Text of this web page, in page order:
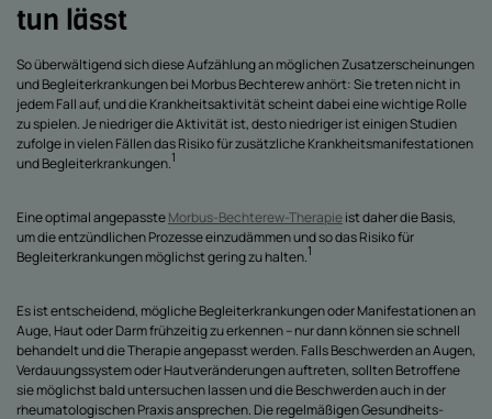
tun lässt
So überwältigend sich diese Aufzählung an möglichen Zusatzerscheinungen
und Begleiterkrankungen bei Morbus Bechterew anhört: Sie treten nicht in
jedem Fall auf, und die Krankheitsaktivität scheint dabei eine wichtige Rolle
zu spielen. Je niedriger die Aktivität ist, desto niedriger ist einigen Studien
zufolge in vielen Fällen das Risiko für zusätzliche Krankheitsmanifestationen
und Begleiterkrankungen.1
Eine optimal angepassteMorbus-Bechterew-Therapieist daher die Basis,
um die entzündlichen Prozesse einzudämmen und so das Risiko für
Begleiterkrankungen möglichst gering zu halten.1
Es ist entscheidend, mögliche Begleiterkrankungen oder Manifestationen an
Auge, Haut oder Darm frühzeitig zu erkennen – nur dann können sie schnell
behandelt und die Therapie angepasst werden. Falls Beschwerden an Augen,
Verdauungssystem oder Hautveränderungen auftreten, sollten Betroffene
sie möglichst bald untersuchen lassen und die Beschwerden auch in der
rheumatologischen Praxis ansprechen. Die regelmäßigen Gesundheits-